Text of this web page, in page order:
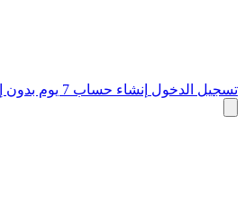
تسجيل الدخول إنشاء حساب 7 يوم بدون إعلانات